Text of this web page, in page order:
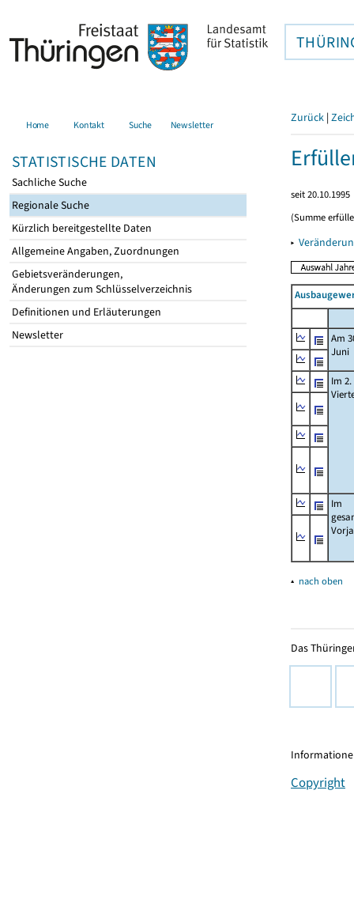
Home Kontakt Suche Newsletter
STATISTISCHE DATEN
Sachliche Suche
Regionale Suche
Kürzlich bereitgestellte Daten
Allgemeine Angaben, Zuordnungen
Gebietsveränderungen,
Änderungen zum Schlüsselverzeichnis
Definitionen und Erläuterungen
Newsletter
Zurück |
seit 20.10.1995
(Summe
▸
Am
Juni
Im 2.
Im
▴ nach oben
Das
Copyright